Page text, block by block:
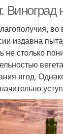
издавна
не столько
ягод.